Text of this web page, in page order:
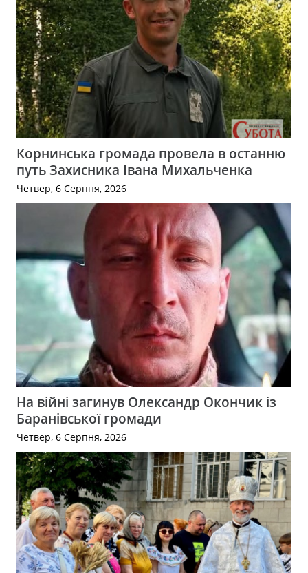
Корнинська громада провела в останню
путь Захисника Івана Михальченка
Четвер, 6 Серпня, 2026
На війні загинув Олександр Окончик із
Баранівської громади
Четвер, 6 Серпня, 2026